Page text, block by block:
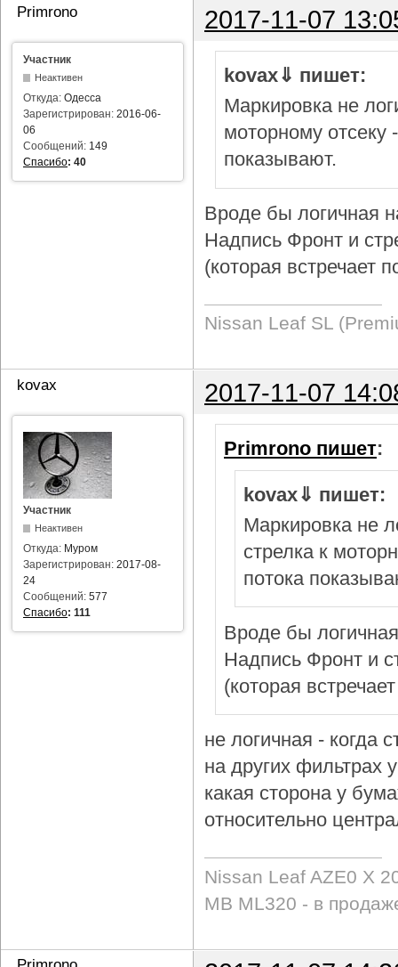
Primrono 2017-11-07
Участник
Неактивен
Откуда: Одесса
Зарегистрирован: 2016-06-
06
Сообщений: 149
Спасибо: 40
kovax⇓ пишет:
Маркировка не
моторному отсеку
показывают.
Вроде бы логичная
Надпись Фронт и
(которая встречает
Nissan Leaf SL
kovax 2017-11-07
Участник
Неактивен
Откуда: Муром
Зарегистрирован: 2017-08-
24
Сообщений: 577
Спасибо: 111
Primrono пишет:
kovax⇓ пишет:
Маркировка не
стрелка к
потока
Вроде бы
Надпись Фронт и
(которая
не логичная - когда
на других фильтрах
какая сторона у
относительно
Nissan Leaf AZE0 X
MB ML320 - в